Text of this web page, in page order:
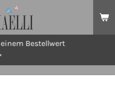
Bestellwert